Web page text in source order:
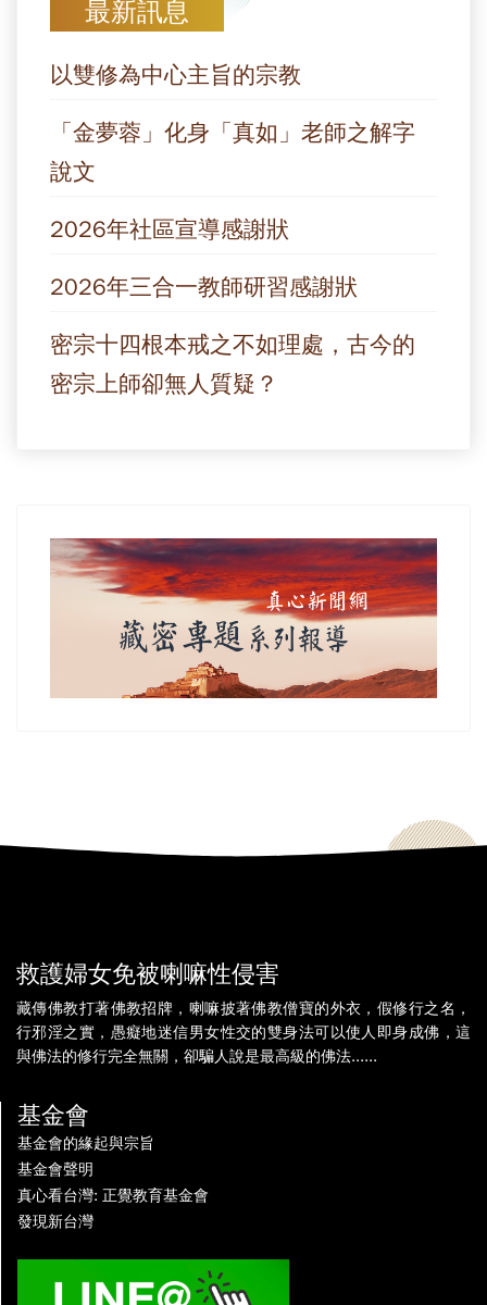
最新訊息
以雙修為中心主旨的宗教
「金夢蓉」化身「真如」老師之解字
說文
2026年社區宣導感謝狀
2026年三合一教師研習感謝狀
密宗十四根本戒之不如理處，古今的
密宗上師卻無人質疑？
救護婦女免被喇嘛性侵害
藏傳佛教打著佛教招牌，喇嘛披著佛教僧寶的外衣，假修行之名，
行邪淫之實，愚癡地迷信男女性交的雙身法可以使人即身成佛，這
與佛法的修行完全無關，卻騙人說是最高級的佛法......
基金會
基金會的緣起與宗旨
基金會聲明
真心看台灣: 正覺教育基金會
發現新台灣